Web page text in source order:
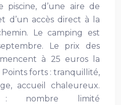
piscine, d’une aire de
d’un accès direct à la
Le camping est
Le prix des
à 25 euros la
forts : tranquillité,
accueil chaleureux.
: nombre limité